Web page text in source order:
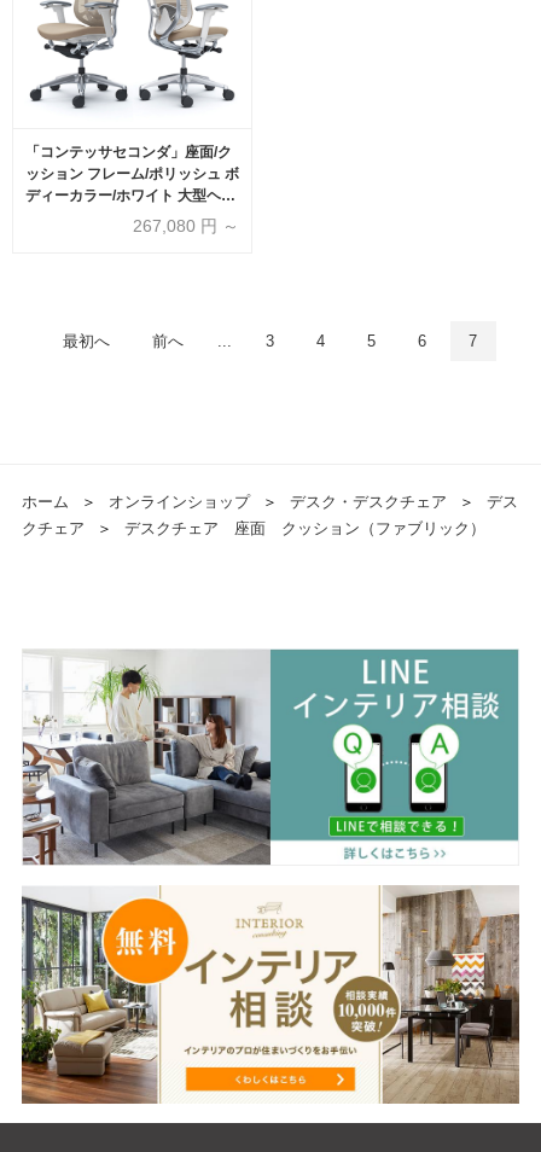
「コンテッサセコンダ」座面/ク
ッション フレーム/ポリッシュ ボ
ディーカラー/ホワイト 大型ヘッ
ドレスト 張地全13色 ランバーサ
ポート有・無【受注生産品】
267,080 円 ～
最初へ 前へ 3 4 5 6 7
ホーム ＞ オンラインショップ ＞ デスク・デスクチェア ＞
デス
クチェア
＞ デスクチェア 座面 クッション（ファブリック）